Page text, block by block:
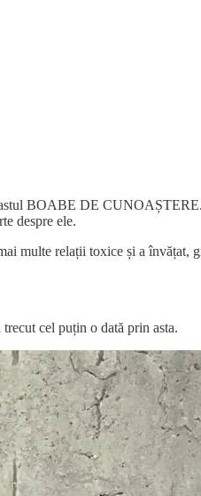
BOABE DE
despre ele.
multe relații toxice și a învățat,
cel puțin o dată prin asta.